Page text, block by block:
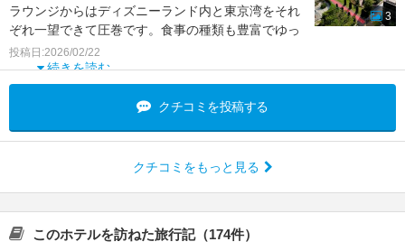
ラウンジからはディズニーランド内と東京湾をそれ
ぞれ一望できて圧巻です。食事の種類も豊富でゆっ
たり過ごせました。やはりディズニー観光の家
続きを読む
投稿日:2026/02/22
3
クチコミを投稿する
クチコミをもっと見る
このホテルを訪ねた旅行記（174件）